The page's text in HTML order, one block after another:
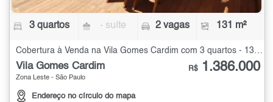
3 quartos - suíte 2 vagas 131 m²
Cobertura à Venda na Vila Gomes Cardim com 3 quartos - 131 m²
Vila Gomes Cardim
Zona Leste - São Paulo
Endereço no círculo do mapa
R$ 1.386.000